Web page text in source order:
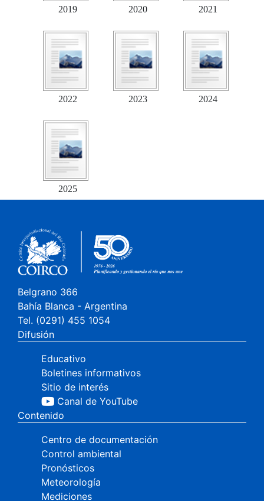
2019 2020 2021
2022 2023 2024
2025
Belgrano 366
Bahía Blanca - Argentina
Tel. (0291) 455 1054
Difusión
Educativo
Boletines informativos
Sitio de interés
Canal de YouTube
Contenido
Centro de documentación
Control ambiental
Pronósticos
Meteorología
Mediciones